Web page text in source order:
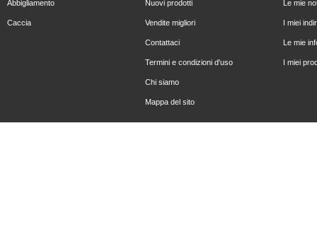
Abbigliamento
Caccia
Nuovi prodotti
Vendite migliori
Contattaci
Termini e condizioni d'uso
Chi siamo
Mappa del sito
Le mie
I miei
Le mie
I miei